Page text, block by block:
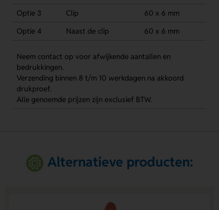
Optie 3
Clip
60 x 6 mm
Optie 4
Naast de clip 60 x 6 mm
Neem contact op voor afwijkende aantallen en
bedrukkingen.
Verzending binnen 8 t/m 10 werkdagen na akkoord
drukproef.
Alle genoemde prijzen zijn exclusief BTW.
Alternatieve producten: